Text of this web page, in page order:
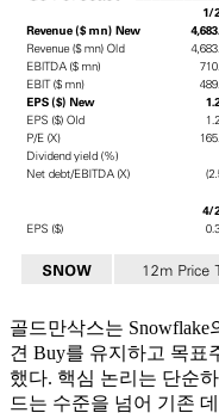
골드만삭스는 Snowflake
견 Buy를 유지하고 목표
했다. 핵심 논리는 단순
드는 수준을 넘어 기존